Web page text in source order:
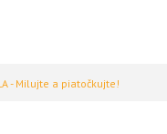
- Milujte a piatočkujte!